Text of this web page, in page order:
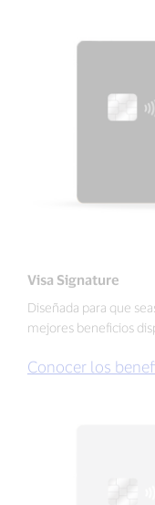
Visa Signature
Diseñada para que
mejores beneficios
Conocer los